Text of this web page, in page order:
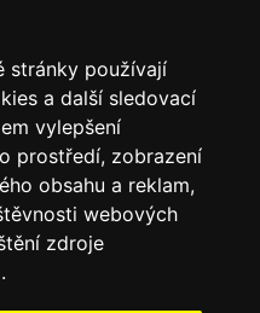
stránky používají
a další sledovací
vylepšení
prostředí, zobrazení
obsahu a reklam,
webových
zdroje
|Ochrana osobních
|Ubytovací řád